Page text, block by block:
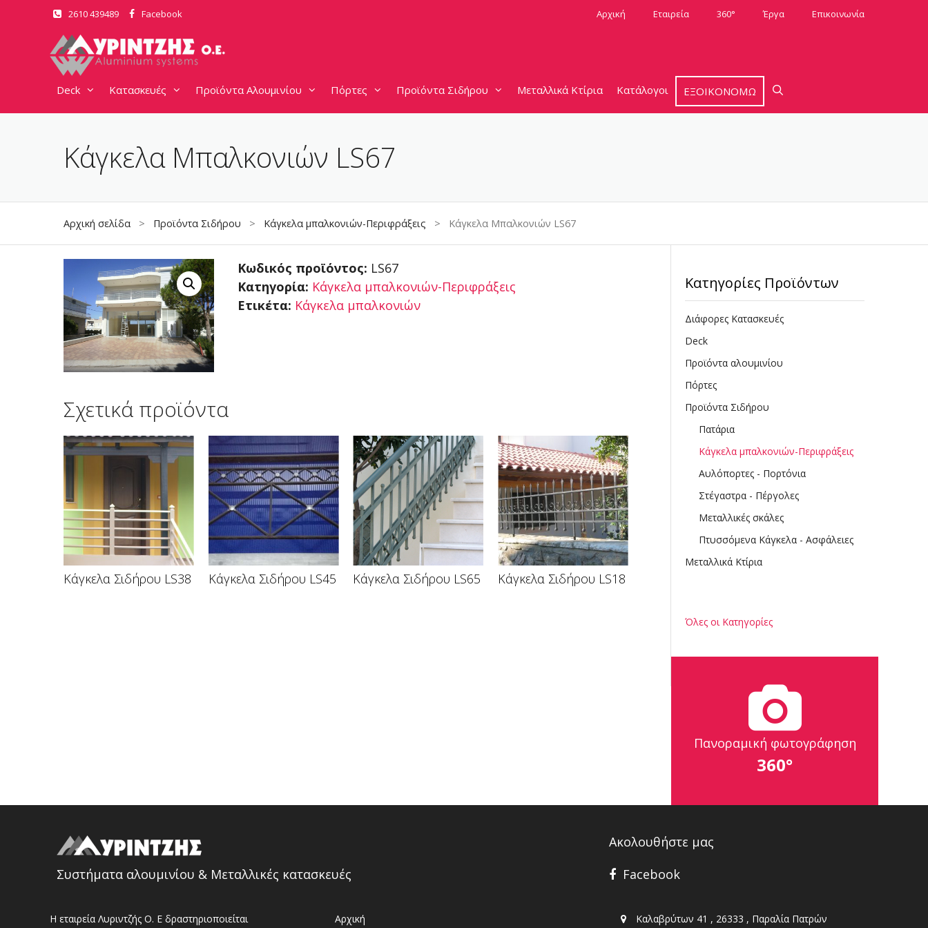
Μετάβαση
περιεχόμενο
2610 439489 Facebook Αρχική Εταιρεία 360° Έργα Επικοινωνία
Deck Κατασκευές Προϊόντα Αλουμινίου Πόρτες Προϊόντα Σιδήρου Μεταλλικά Κτίρια Κατάλογοι ΕΞΟΙΚΟΝΟΜΩ
Κάγκελα Μπαλκονιών LS67
Αρχική σελίδα > Προϊόντα Σιδήρου > Κάγκελα μπαλκονιών-Περιφράξεις > Κάγκελα Μπαλκονιών LS67
Κωδικός προϊόντος: LS67
Κατηγορία: Κάγκελα μπαλκονιών-Περιφράξεις
Ετικέτα: Κάγκελα μπαλκονιών
Σχετικά προϊόντα
Κάγκελα Σιδήρου LS38 Κάγκελα Σιδήρου LS45 Κάγκελα Σιδήρου LS65 Κάγκελα Σιδήρου LS18
Κατηγορίες Προϊόντων
Διάφορες Κατασκευές
Deck
Προϊόντα αλουμινίου
Πόρτες
Προϊόντα Σιδήρου
Πατάρια
Κάγκελα μπαλκονιών-Περιφράξεις
Αυλόπορτες - Πορτόνια
Στέγαστρα - Πέργολες
Μεταλλικές σκάλες
Πτυσσόμενα Κάγκελα - Ασφάλειες
Μεταλλικά Κτίρια
Όλες οι Κατηγορίες
Πανοραμική φωτογράφηση
360°
Συστήματα αλουμινίου & Μεταλλικές κατασκευές
Ακολουθήστε μας
Facebook
Η εταιρεία Λυριντζής Ο. Ε δραστηριοποιείται
Αρχική
Καλαβρύτων 41 , 26333 , Παραλία Πατρών